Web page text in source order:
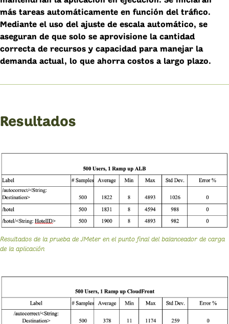
más tareas automáticamente en función del tráfico.
Mediante el uso del ajuste de escala automático, se
aseguran de que solo se aprovisione la cantidad
correcta de recursos y capacidad para manejar la
demanda actual, lo que ahorra costos a largo plazo.
Resultados
Resultados de la prueba de JMeter en el punto final del balanceador de carga
de la aplicación